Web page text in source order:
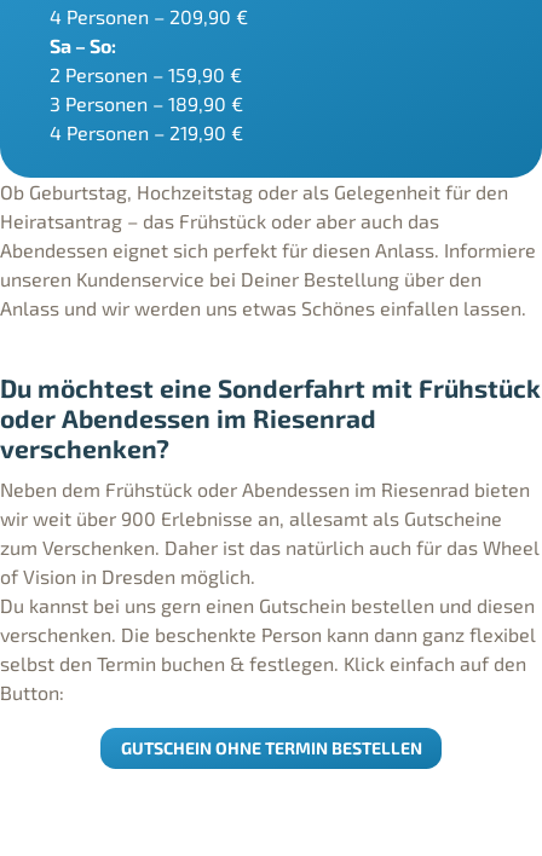
4 Personen – 209,90 €
Sa – So:
2 Personen – 159,90 €
3 Personen – 189,90 €
4 Personen – 219,90 €
Ob Geburtstag, Hochzeitstag oder als Gelegenheit für den
Heiratsantrag – das Frühstück oder aber auch das
Abendessen eignet sich perfekt für diesen Anlass. Informiere
unseren Kundenservice bei Deiner Bestellung über den
Anlass und wir werden uns etwas Schönes einfallen lassen.
Du möchtest eine Sonderfahrt mit Frühstück
oder Abendessen im Riesenrad
verschenken?
Neben dem Frühstück oder Abendessen im Riesenrad bieten
wir weit über 900 Erlebnisse an, allesamt als Gutscheine
zum Verschenken. Daher ist das natürlich auch für das Wheel
of Vision in Dresden möglich.
Du kannst bei uns gern einen Gutschein bestellen und diesen
verschenken. Die beschenkte Person kann dann ganz flexibel
selbst den Termin buchen & festlegen. Klick einfach auf den
Button:
GUTSCHEIN OHNE TERMIN BESTELLEN